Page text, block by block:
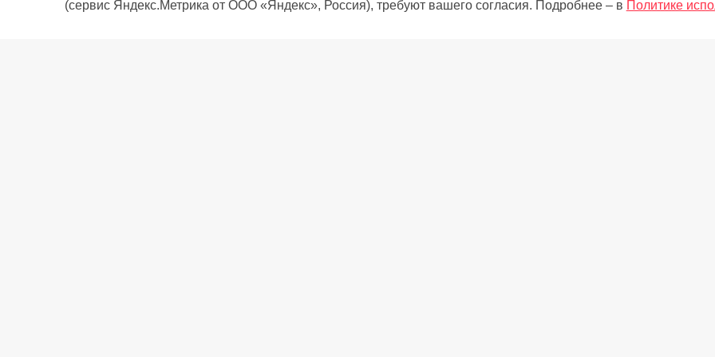
(сервис Яндекс.Метрика от ООО «Яндекс», Россия), требуют вашего согласия. Подробнее – в Политике